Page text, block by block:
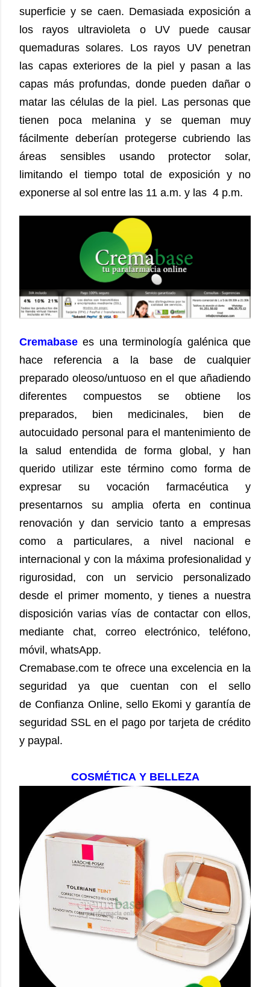
superficie y se caen. Demasiada exposición a
los rayos ultravioleta o UV puede causar
quemaduras solares. Los rayos UV penetran
las capas exteriores de la piel y pasan a las
capas más profundas, donde pueden dañar o
matar las células de la piel. Las personas que
tienen poca melanina y se queman muy
fácilmente deberían protegerse cubriendo las
áreas sensibles usando protector solar,
limitando el tiempo total de exposición y no
exponerse al sol entre las 11 a.m. y las 4 p.m.
Cremabase es una terminología galénica que
hace referencia a la base de cualquier
preparado oleoso/untuoso en el que añadiendo
diferentes compuestos se obtiene los
preparados, bien medicinales, bien de
autocuidado personal para el mantenimiento de
la salud entendida de forma global, y han
querido utilizar este término como forma de
expresar su vocación farmacéutica y
presentarnos su amplia oferta en continua
renovación y dan servicio tanto a empresas
como a particulares, a nivel nacional e
internacional y con la máxima profesionalidad y
rigurosidad, con un servicio personalizado
desde el primer momento, y tienes a nuestra
disposición varias vías de contactar con ellos,
mediante chat, correo electrónico, teléfono,
móvil, whatsApp.
Cremabase.com te ofrece una excelencia en la
seguridad ya que cuentan con el sello
de Confianza Online, sello Ekomi y garantía de
seguridad SSL en el pago por tarjeta de crédito
y paypal.
COSMÉTICA Y BELLEZA